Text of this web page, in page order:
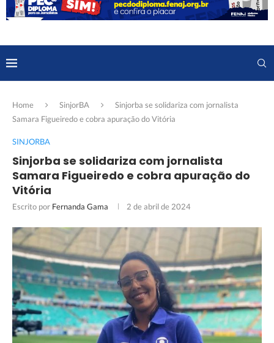
Home SinjorBA
Sinjorba se solidariza com jornalista
Samara Figueiredo e cobra apuração do Vitória
SINJORBA
Sinjorba se solidariza com jornalista
Samara Figueiredo e cobra apuração do
Vitória
Escrito por Fernanda Gama 2 de abril de 2024